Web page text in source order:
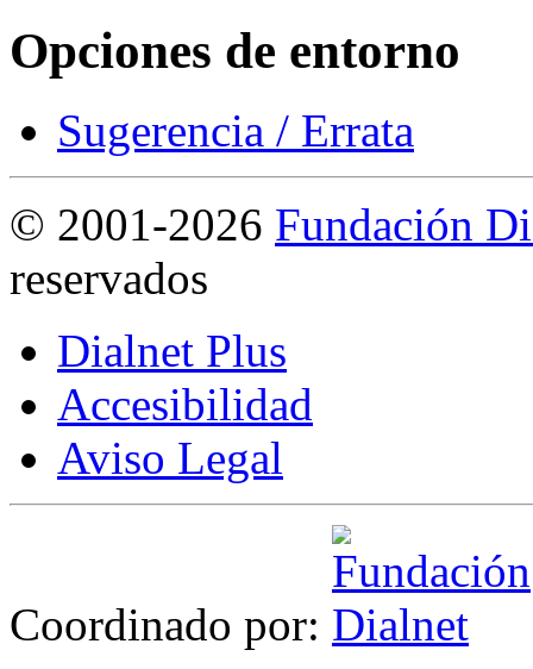
Opciones de entorno
Sugerencia / Errata
© 2001-2026 Fundación
reservados
Dialnet Plus
Accesibilidad
Aviso Legal
Coordinado por: